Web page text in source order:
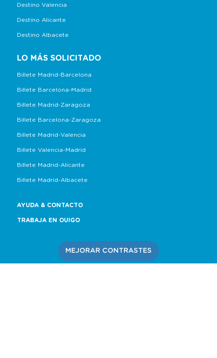
Destino Valencia
Destino Alicante
Destino Albacete
LO MÁS SOLICITADO
Billete Madrid-Barcelona
Billete Barcelona-Madrid
Billete Madrid-Zaragoza
Billete Barcelona-Zaragoza
Billete Madrid-Valencia
Billete Valencia-Madrid
Billete Madrid-Alicante
Billete Madrid-Albacete
AYUDA & CONTACTO
TRABAJA EN OUIGO
MEJORAR CONTRASTES